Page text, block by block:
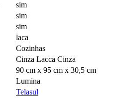
sim
sim
sim
laca
Cozinhas
Cinza Lacca Cinza
90 cm x 95 cm x 30,5 cm
Lumina
Telasul